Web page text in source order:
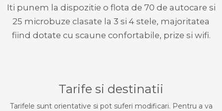
Iti punem la dispozitie o flota de 70 de autocare si
25 microbuze clasate la 3 si 4 stele, majoritatea
fiind dotate cu scaune confortabile, prize si wifi.
Tarife si destinatii
Tarifele sunt orientative si pot suferi modificari. Pentru a va